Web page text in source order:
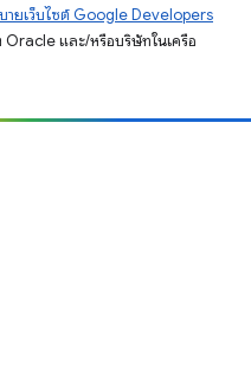
ายเว็บไซต์ Google Developers
Oracle และ/หรือบริษัทในเครือ